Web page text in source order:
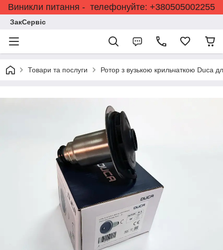
Виникли питання - телефонуйте: +380505002255
ЗакСервіс
Товари та послуги Ротор з вузькою крильчаткою Duca